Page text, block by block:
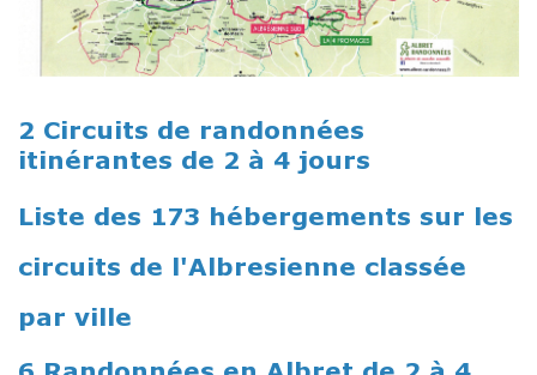
2 Circuits de randonnées
itinérantes de 2 à 4 jours
Liste des 173 hébergements sur les
circuits de l'Albresienne classée
par ville